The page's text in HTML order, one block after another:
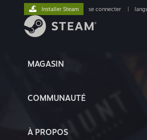
MAGASIN
COMMUNAUTÉ
À PROPOS
Installer Steam se connecter